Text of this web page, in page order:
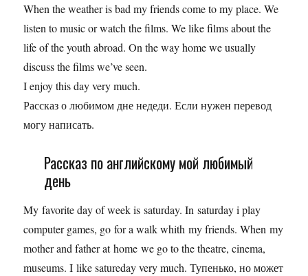
When the weather is bad my friends come to my place. We
listen to music or watch the films. We like films about the
life of the youth abroad. On the way home we usually
discuss the films we’ve seen.
I enjoy this day very much.
Рассказ о любимом дне недеди. Если нужен перевод
могу написать.
Рассказ по английскому мой любимый
день
My favorite day of week is saturday. In saturday i play
computer games, go for a walk whith my friends. When my
mother and father at home we go to the theatre, cinema,
museums. I like satureday very much. Тупенько, но может